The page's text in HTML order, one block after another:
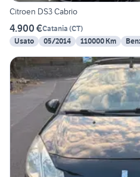
Citroen DS3 Cabrio
4.900 €Catania (CT)
Usato
05/2014 110000 Km